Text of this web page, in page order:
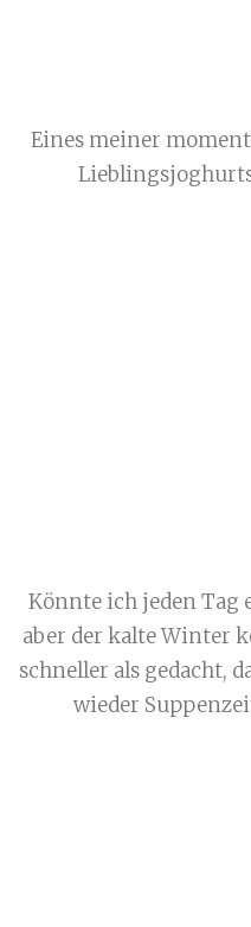
Eines meiner
Könnte ich jeden Tag
aber der kalte Winter
schneller als gedacht,
wieder